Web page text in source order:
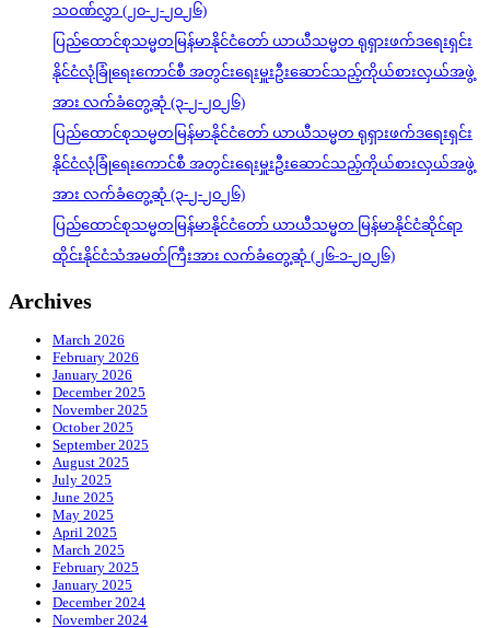
သဝဏ်လွှာ (၂၀-၂-၂၀၂၆)
ပြည်ထောင်စုသမ္မတမြန်မာနိုင်ငံတော် ယာယီသမ္မတ ရုရှားဖက်ဒရေးရှင်း
နိုင်ငံလုံခြုံရေးကောင်စီ အတွင်းရေးမှူးဦးဆောင်သည့်ကိုယ်စားလှယ်အဖွဲ့
အား လက်ခံတွေ့ဆုံ (၃-၂-၂၀၂၆)
ပြည်ထောင်စုသမ္မတမြန်မာနိုင်ငံတော် ယာယီသမ္မတ ရုရှားဖက်ဒရေးရှင်း
နိုင်ငံလုံခြုံရေးကောင်စီ အတွင်းရေးမှူးဦးဆောင်သည့်ကိုယ်စားလှယ်အဖွဲ့
အား လက်ခံတွေ့ဆုံ (၃-၂-၂၀၂၆)
ပြည်ထောင်စုသမ္မတမြန်မာနိုင်ငံတော် ယာယီသမ္မတ မြန်မာနိုင်ငံဆိုင်ရာ
ထိုင်းနိုင်ငံသံအမတ်ကြီးအား လက်ခံတွေ့ဆုံ (၂၆-၁-၂၀၂၆)
Archives
March 2026
February 2026
January 2026
December 2025
November 2025
October 2025
September 2025
August 2025
July 2025
June 2025
May 2025
April 2025
March 2025
February 2025
January 2025
December 2024
November 2024